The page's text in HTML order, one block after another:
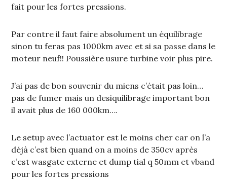
fait pour les fortes pressions.
Par contre il faut faire absolument un équilibrage
sinon tu feras pas 1000km avec et si sa passe dans le
moteur neuf!! Poussière usure turbine voir plus pire.
J’ai pas de bon souvenir du miens c’était pas loin…
pas de fumer mais un desiquilibrage important bon
il avait plus de 160 000km….
Le setup avec l’actuator est le moins cher car on l’a
déjà c’est bien quand on a moins de 350cv après
c’est wasgate externe et dump tial q 50mm et vband
pour les fortes pressions